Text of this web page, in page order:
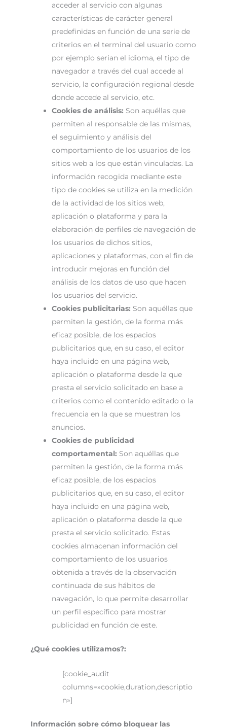
acceder al servicio con algunas
características de carácter general
predefinidas en función de una serie de
criterios en el terminal del usuario como
por ejemplo serian el idioma, el tipo de
navegador a través del cual accede al
servicio, la configuración regional desde
donde accede al servicio, etc.
Cookies de análisis: Son aquéllas que
permiten al responsable de las mismas,
el seguimiento y análisis del
comportamiento de los usuarios de los
sitios web a los que están vinculadas. La
información recogida mediante este
tipo de cookies se utiliza en la medición
de la actividad de los sitios web,
aplicación o plataforma y para la
elaboración de perfiles de navegación de
los usuarios de dichos sitios,
aplicaciones y plataformas, con el fin de
introducir mejoras en función del
análisis de los datos de uso que hacen
los usuarios del servicio.
Cookies publicitarias: Son aquéllas que
permiten la gestión, de la forma más
eficaz posible, de los espacios
publicitarios que, en su caso, el editor
haya incluido en una página web,
aplicación o plataforma desde la que
presta el servicio solicitado en base a
criterios como el contenido editado o la
frecuencia en la que se muestran los
anuncios.
Cookies de publicidad
comportamental: Son aquéllas que
permiten la gestión, de la forma más
eficaz posible, de los espacios
publicitarios que, en su caso, el editor
haya incluido en una página web,
aplicación o plataforma desde la que
presta el servicio solicitado. Estas
cookies almacenan información del
comportamiento de los usuarios
obtenida a través de la observación
continuada de sus hábitos de
navegación, lo que permite desarrollar
un perfil específico para mostrar
publicidad en función de este.
¿Qué cookies utilizamos?:
[cookie_audit
columns=»cookie,duration,descriptio
n»]
Información sobre cómo bloquear las